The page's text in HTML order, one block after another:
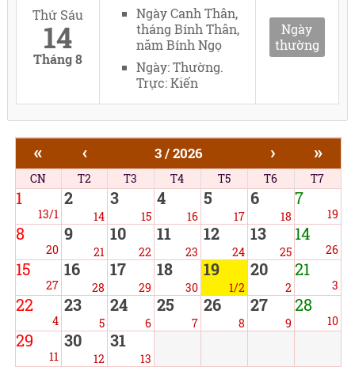
Thứ Sáu
14
Tháng 8
Ngày Canh Thân,
tháng Bính Thân,
năm Bính Ngọ
Ngày: Thường.
Trực: Kiến
Ngày
thường
« ‹ 3 / 2026 › »
CN T2 T3 T4 T5 T6 T7
1
13/1
2
14
3
15
4
16
5
17
6
18
7
19
8
20
9
21
10
22
11
23
12
24
13
25
14
26
15
27
16
28
17
29
18
30
19
1/2
20
2
21
3
22
4
23
5
24
6
25
7
26
8
27
9
28
10
29
11
30
12
31
13